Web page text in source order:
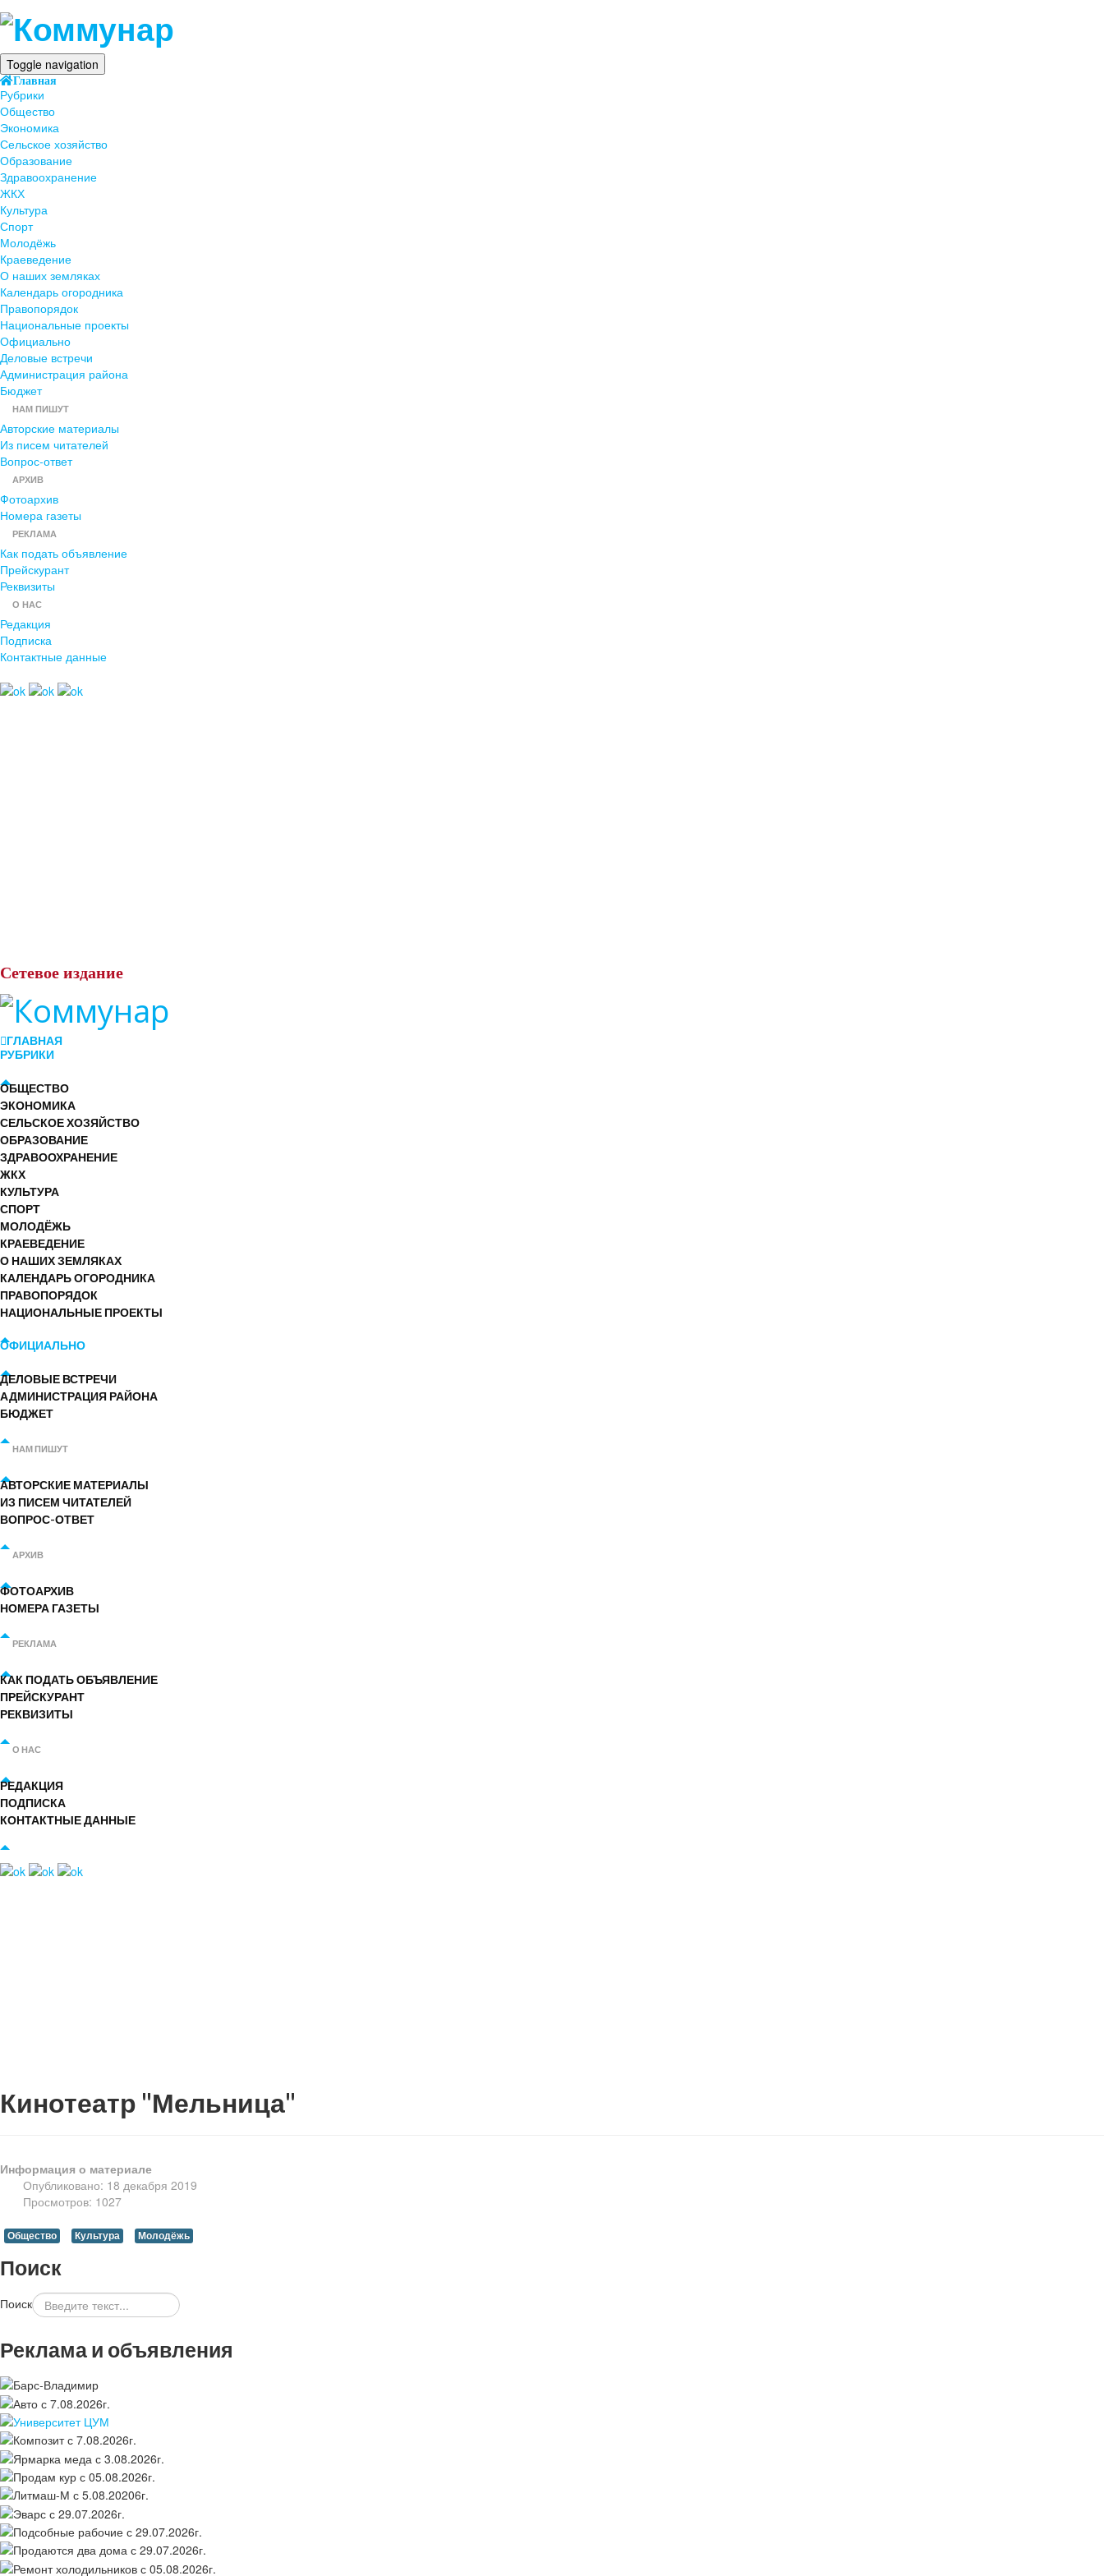
Toggle navigation
Главная
Рубрики
Общество
Экономика
Сельское хозяйство
Образование
Здравоохранение
ЖКХ
Культура
Спорт
Молодёжь
Краеведение
О наших земляках
Календарь огородника
Правопорядок
Национальные проекты
Официально
Деловые встречи
Администрация района
Бюджет
НАМ ПИШУТ
Авторские материалы
Из писем читателей
Вопрос-ответ
АРХИВ
Фотоархив
Номера газеты
РЕКЛАМА
Как подать объявление
Прейскурант
Реквизиты
О НАС
Редакция
Подписка
Контактные данные
Сетевое издание
ГЛАВНАЯ
РУБРИКИ
ОБЩЕСТВО
ЭКОНОМИКА
СЕЛЬСКОЕ ХОЗЯЙСТВО
ОБРАЗОВАНИЕ
ЗДРАВООХРАНЕНИЕ
ЖКХ
КУЛЬТУРА
СПОРТ
МОЛОДЁЖЬ
КРАЕВЕДЕНИЕ
О НАШИХ ЗЕМЛЯКАХ
КАЛЕНДАРЬ ОГОРОДНИКА
ПРАВОПОРЯДОК
НАЦИОНАЛЬНЫЕ ПРОЕКТЫ
ОФИЦИАЛЬНО
ДЕЛОВЫЕ ВСТРЕЧИ
АДМИНИСТРАЦИЯ РАЙОНА
БЮДЖЕТ
НАМ ПИШУТ
АВТОРСКИЕ МАТЕРИАЛЫ
ИЗ ПИСЕМ ЧИТАТЕЛЕЙ
ВОПРОС-ОТВЕТ
АРХИВ
ФОТОАРХИВ
НОМЕРА ГАЗЕТЫ
РЕКЛАМА
КАК ПОДАТЬ ОБЪЯВЛЕНИЕ
ПРЕЙСКУРАНТ
РЕКВИЗИТЫ
О НАС
РЕДАКЦИЯ
ПОДПИСКА
КОНТАКТНЫЕ ДАННЫЕ
Кинотеатр "Мельница"
Информация о материале
Опубликовано: 18 декабря 2019
Просмотров: 1027
Общество Культура Молодёжь
Поиск
Поиск
Реклама и объявления